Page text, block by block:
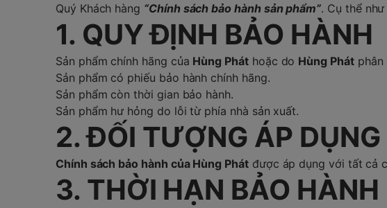
Quý Khách hàng “Chính sách bảo hành sản phẩm”. Cụ thể như
1. QUY ĐỊNH BẢO HÀNH
Sản phẩm chính hãng của Hùng Pháthoặc do Hùng Phátphân
Sản phẩm có phiếu bảo hành chính hãng.
Sản phẩm còn thời gian bảo hành.
Sản phẩm hư hỏng do lỗi từ phía nhà sản xuất.
2. ĐỐI TƯỢNG ÁP DỤNG
Chính sách bảo hành của Hùng Phátđược áp dụng với tất cả
3. THỜI HẠN BẢO